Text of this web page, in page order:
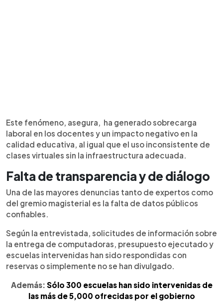
Este fenómeno, asegura, ha generado sobrecarga
laboral en los docentes y un impacto negativo en la
calidad educativa, al igual que el uso inconsistente de
clases virtuales sin la infraestructura adecuada.
Falta de transparencia y de diálogo
Una de las mayores denuncias tanto de expertos como
del gremio magisterial es la falta de datos públicos
confiables.
Según la entrevistada, solicitudes de información sobre
la entrega de computadoras, presupuesto ejecutado y
escuelas intervenidas han sido respondidas con
reservas o simplemente no se han divulgado.
Además: Sólo 300 escuelas han sido intervenidas de
las más de 5,000 ofrecidas por el gobierno